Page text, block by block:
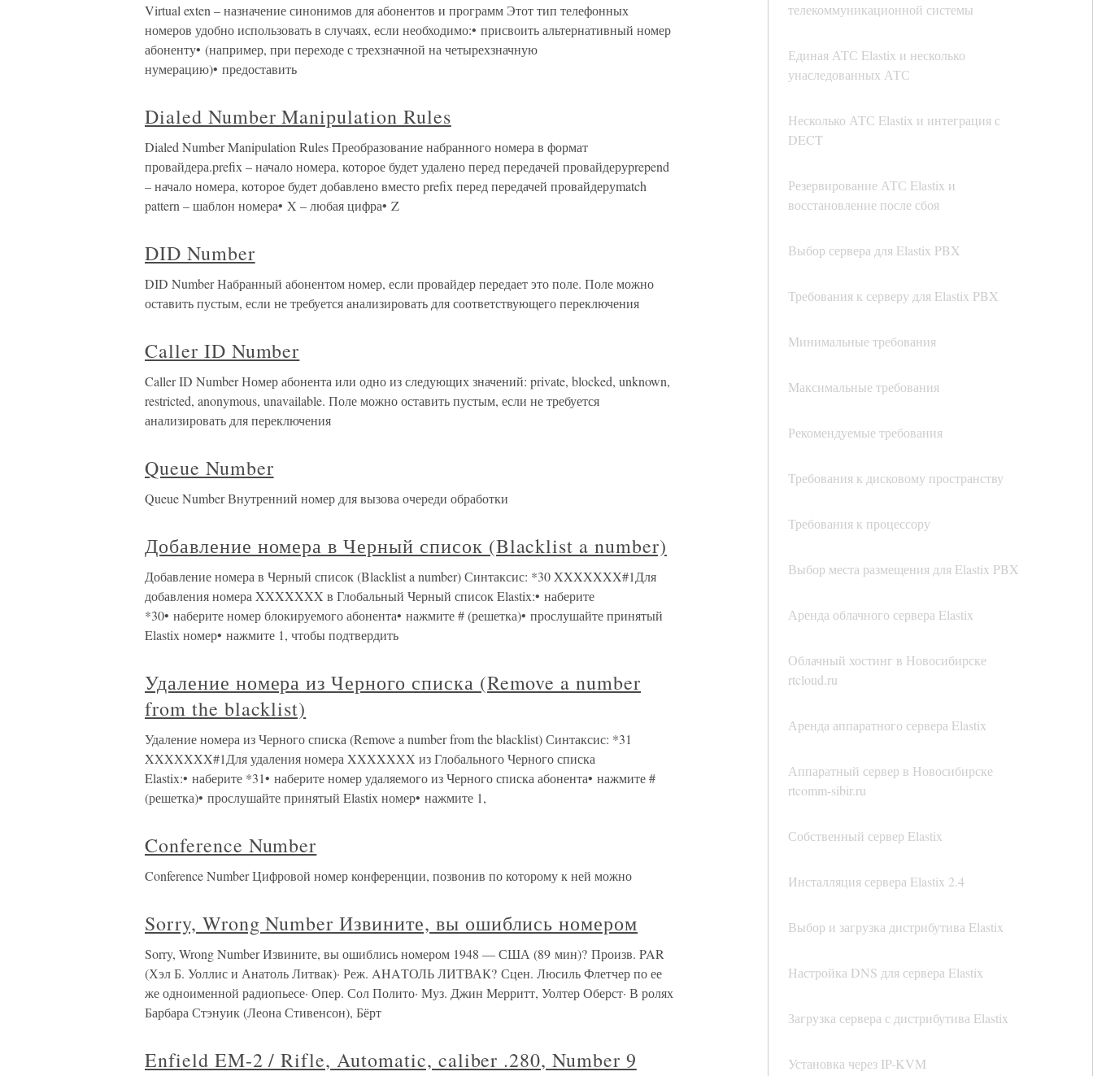
телекоммуникационной системы
Единая АТС Elastix и несколько
унаследованных АТС
Несколько АТС Elastix и интеграция с
DECT
Резервирование АТС Elastix и
восстановление после сбоя
Выбор сервера для Elastix PBX
Требования к серверу для Elastix PBX
Минимальные требования
Максимальные требования
Рекомендуемые требования
Требования к дисковому пространству
Требования к процессору
Выбор места размещения для Elastix PBX
Аренда облачного сервера Elastix
Облачный хостинг в Новосибирске
rtcloud.ru
Аренда аппаратного сервера Elastix
Аппаратный сервер в Новосибирске
rtcomm-sibir.ru
Собственный сервер Elastix
Инсталляция сервера Elastix 2.4
Выбор и загрузка дистрибутива Elastix
Настройка DNS для сервера Elastix
Загрузка сервера с дистрибутива Elastix
Установка через IP-KVM
Virtual exten – назначение синонимов для абонентов и программ Этот тип телефонных
номеров удобно использовать в случаях, если необходимо:• присвоить альтернативный номер
абоненту• (например, при переходе с трехзначной на четырехзначную
нумерацию)• предоставить
Dialed Number Manipulation Rules
Dialed Number Manipulation Rules Преобразование набранного номера в формат
провайдера.prefix – начало номера, которое будет удалено перед передачей провайдеруprepend
– начало номера, которое будет добавлено вместо prefix перед передачей провайдеруmatch
pattern – шаблон номера• X – любая цифра• Z
DID Number
DID Number Набранный абонентом номер, если провайдер передает это поле. Поле можно
оставить пустым, если не требуется анализировать для соответствующего переключения
Caller ID Number
Caller ID Number Номер абонента или одно из следующих значений: private, blocked, unknown,
restricted, anonymous, unavailable. Поле можно оставить пустым, если не требуется
анализировать для переключения
Queue Number
Queue Number Внутренний номер для вызова очереди обработки
Добавление номера в Черный список (Blacklist a number)
Добавление номера в Черный список (Blacklist a number) Синтаксис: *30 XXXXXXX#1Для
добавления номера XXXXXXX в Глобальный Черный список Elastix:• наберите
*30• наберите номер блокируемого абонента• нажмите # (решетка)• прослушайте принятый
Elastix номер• нажмите 1, чтобы подтвердить
Удаление номера из Черного списка (Remove a number
from the blacklist)
Удаление номера из Черного списка (Remove a number from the blacklist) Синтаксис: *31
XXXXXXX#1Для удаления номера XXXXXXX из Глобального Черного списка
Elastix:• наберите *31• наберите номер удаляемого из Черного списка абонента• нажмите #
(решетка)• прослушайте принятый Elastix номер• нажмите 1,
Conference Number
Conference Number Цифровой номер конференции, позвонив по которому к ней можно
Sorry, Wrong Number Извините, вы ошиблись номером
Sorry, Wrong Number Извините, вы ошиблись номером 1948 — США (89 мин)? Произв. PAR
(Хэл Б. Уоллис и Анатоль Литвак)· Реж. AHAТОЛЬ ЛИТВАК? Сцен. Люсиль Флетчер по ее
же одноименной радиопьесе· Опер. Сол Полито· Муз. Джин Мерритт, Уолтер Оберст· В ролях
Барбара Стэнуик (Леона Стивенсон), Бёрт
Enfield EM-2 / Rifle, Automatic, caliber .280, Number 9